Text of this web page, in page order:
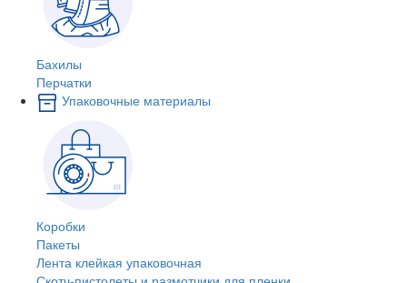
Бахилы
Перчатки
Упаковочные материалы
Коробки
Пакеты
Лента клейкая упаковочная